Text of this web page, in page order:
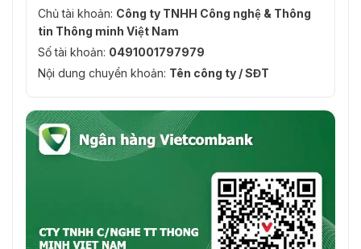
Môi trường ứng
dụng
Kích thước (W × H
99.5 mm × 98.5 mm × 35 mm
Cài đặt Gắn trên bề mặt & gắn âm tường
Mức độ bảo vệ
Tiếng Anh, Tiếng Bulgaria, Tiếng
Hungary, Tiếng Hy Lạp, Tiếng
Đức, Tiếng Ý, Tiếng Séc, Tiếng
Slovakia, Tiếng Pháp, Tiếng Ba
Chủ tài khoản: Công ty TNHH Công nghệ & Thông
tin Thông minh Việt Nam
Số tài khoản: 0491001797979
Nội dung chuyển khoản: Tên công ty / SĐT